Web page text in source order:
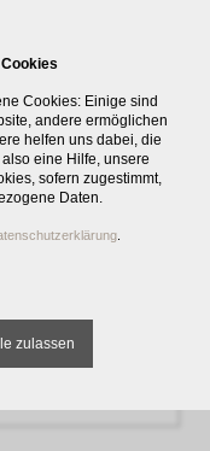
‹ Zurück
Cookies: Einige sind
andere ermöglichen
helfen uns dabei, die
eine Hilfe, unsere
sofern zugestimmt,
Daten.
zulassen